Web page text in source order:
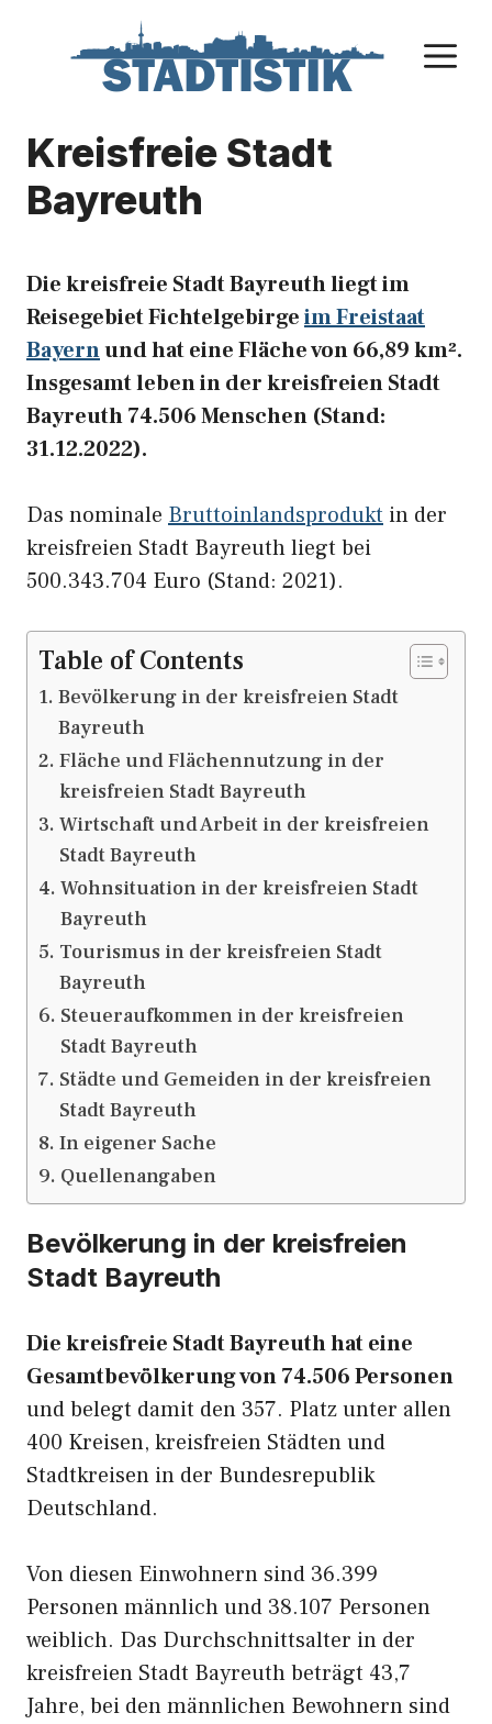
Kreisfreie Stadt
Bayreuth
Die kreisfreie Stadt Bayreuth liegt im
Reisegebiet Fichtelgebirgeim Freistaat
Bayernund hat eine Fläche von 66,89 km².
Insgesamt leben in der kreisfreien Stadt
Bayreuth 74.506 Menschen (Stand:
31.12.2022).
Das nominale Bruttoinlandsprodukt in der
kreisfreien Stadt Bayreuth liegt bei
500.343.704 Euro (Stand: 2021).
Table of Contents
Bevölkerung in der kreisfreien Stadt
Bayreuth
Fläche und Flächennutzung in der
kreisfreien Stadt Bayreuth
Wirtschaft und Arbeit in der kreisfreien
Stadt Bayreuth
Wohnsituation in der kreisfreien Stadt
Bayreuth
Tourismus in der kreisfreien Stadt
Bayreuth
Steueraufkommen in der kreisfreien
Stadt Bayreuth
Städte und Gemeiden in der kreisfreien
Stadt Bayreuth
In eigener Sache
Quellenangaben
Bevölkerung in der kreisfreien
Stadt Bayreuth
Die kreisfreie Stadt Bayreuth hat eine
Gesamtbevölkerung von 74.506 Personen
und belegt damit den 357. Platz unter allen
400 Kreisen, kreisfreien Städten und
Stadtkreisen in der Bundesrepublik
Deutschland.
Von diesen Einwohnern sind 36.399
Personen männlich und 38.107 Personen
weiblich. Das Durchschnittsalter in der
kreisfreien Stadt Bayreuth beträgt 43,7
Jahre, bei den männlichen Bewohnern sind